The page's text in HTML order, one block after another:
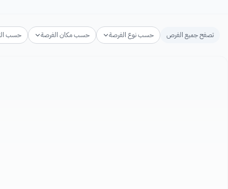
تصفح جميع الفرص حسب نوع الفرصة حسب مكان الفرصة حسب